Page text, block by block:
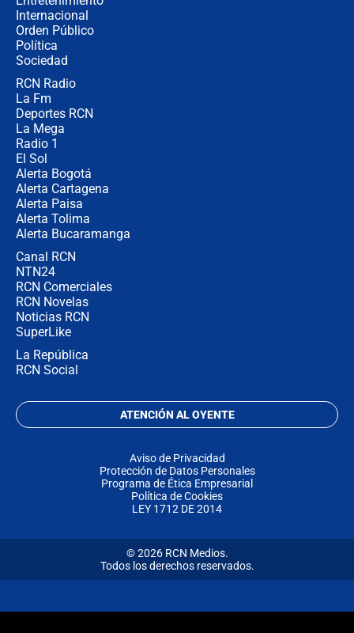
Internacional
Orden Público
Política
Sociedad
RCN Radio
La Fm
Deportes RCN
La Mega
Radio 1
El Sol
Alerta Bogotá
Alerta Cartagena
Alerta Paisa
Alerta Tolima
Alerta Bucaramanga
Canal RCN
NTN24
RCN Comerciales
RCN Novelas
Noticias RCN
SuperLike
La República
RCN Social
ATENCIÓN AL OYENTE
Aviso de Privacidad
Protección de Datos Personales
Programa de Ética Empresarial
Política de Cookies
LEY 1712 DE 2014
© 2026 RCN Medios.
Todos los derechos reservados.